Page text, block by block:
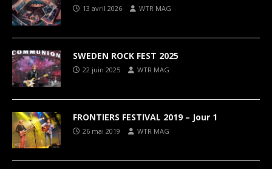
13 avril 2026 WTR MAG
SWEDEN ROCK FEST 2025
22 juin 2025 WTR MAG
FRONTIERS FESTIVAL 2019 – Jour 1
26 mai 2019 WTR MAG